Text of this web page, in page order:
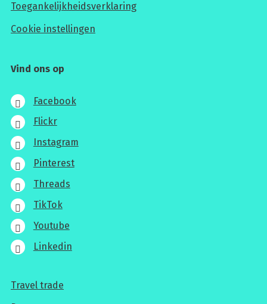
Toegankelijkheidsverklaring
Cookie instellingen
Vind ons op
Facebook
Flickr
Instagram
Pinterest
Threads
TikTok
Youtube
Linkedin
Voor
Travel trade